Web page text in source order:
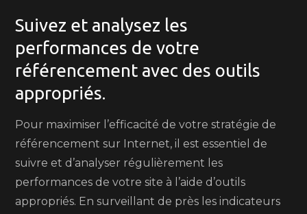
Suivez et analysez les
performances de votre
référencement avec des outils
appropriés.
Pour maximiser l’efficacité de votre stratégie de
référencement sur Internet, il est essentiel de
suivre et d’analyser régulièrement les
performances de votre site à l’aide d’outils
appropriés. En surveillant de près les indicateurs